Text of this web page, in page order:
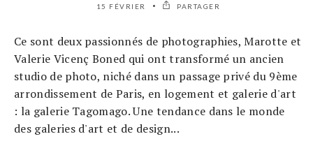
15 FÉVRIER PARTAGER
Ce sont deux passionnés de photographies, Marotte et
Valerie Vicenç Boned qui ont transformé un ancien
studio de photo, niché dans un passage privé du 9ème
arrondissement de Paris, en logement et galerie d'art
: la galerie Tagomago. Une tendance dans le monde
des galeries d'art et de design...